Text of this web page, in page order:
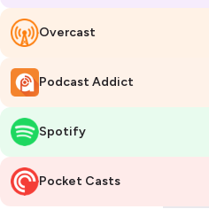
Le sourire du client
Le sourire de l’entreprise
Le sourire de la planète
La mission d'Acorus? Améliorer la
conduite et les véhicules
consomment moins, des
Mais comment Acorus a grandi de
Overcast
Podcast Addict
Spotify
Pocket Casts